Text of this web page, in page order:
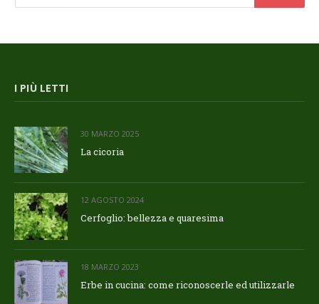
I PIÙ LETTI
30 MARZO 2025
La cicoria
12 AGOSTO 2024
Cerfoglio: bellezza e quaresima
18 MARZO 2023
Erbe in cucina: come riconoscerle ed utilizzarle